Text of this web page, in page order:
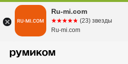
Ru-mi.com
☆☆☆☆☆
★★★★★ (23) звезды
Ru-mi.com